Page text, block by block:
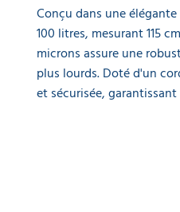
GAMME
ÉCOLOGIQUE
PROMOS
Conçu dans une
100 litres, mesurant 115
microns assure une
plus lourds. Doté d'un
et sécurisée,